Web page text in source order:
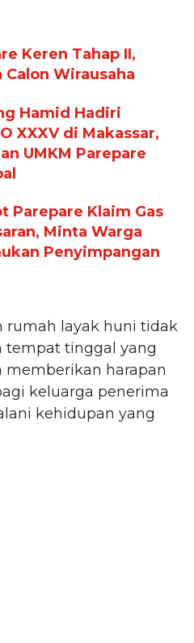
Keren Tahap II,
Wirausaha
Hamid Hadiri
XXXV di Makassar,
UMKM Parepare
Parepare Klaim Gas
Minta Warga
Penyimpangan
rumah layak huni tidak
tempat tinggal yang
memberikan harapan
keluarga penerima
kehidupan yang